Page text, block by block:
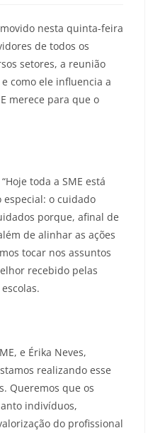
nesta quinta-feira
de todos os
setores, a reunião
como ele influencia a
merece para que o
toda a SME está
o cuidado
porque, afinal de
de alinhar as ações
tocar nos assuntos
recebido pelas
e Érika Neves,
realizando esse
Queremos que os
indivíduos,
do profissional